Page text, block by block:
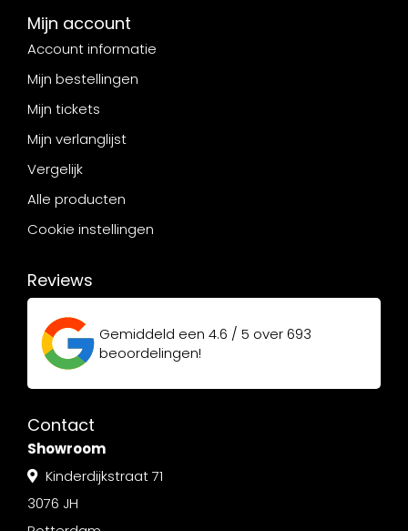
Mijn account
Account informatie
Mijn bestellingen
Mijn tickets
Mijn verlanglijst
Vergelijk
Alle producten
Cookie instellingen
Reviews
Gemiddeld een 4.6 / 5 over693
beoordelingen!
Contact
Showroom
Kinderdijkstraat 71
3076 JH